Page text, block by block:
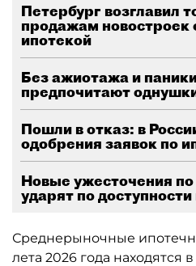
Петербург возглавил
продажам новостроек
ипотекой
Без ажиотажа и
предпочитают
Пошли в отказ: в
одобрения заявок по
Новые ужесточения
ударят по
Среднерыночные
лета 2026 года находятся